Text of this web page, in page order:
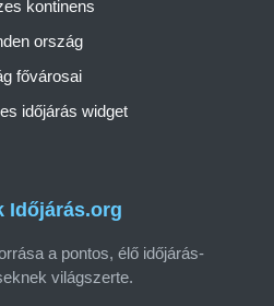
Időjárás.org
a pontos, élő időjárás-
világszerte.
kontinens
ország
fővárosai
időjárás widget